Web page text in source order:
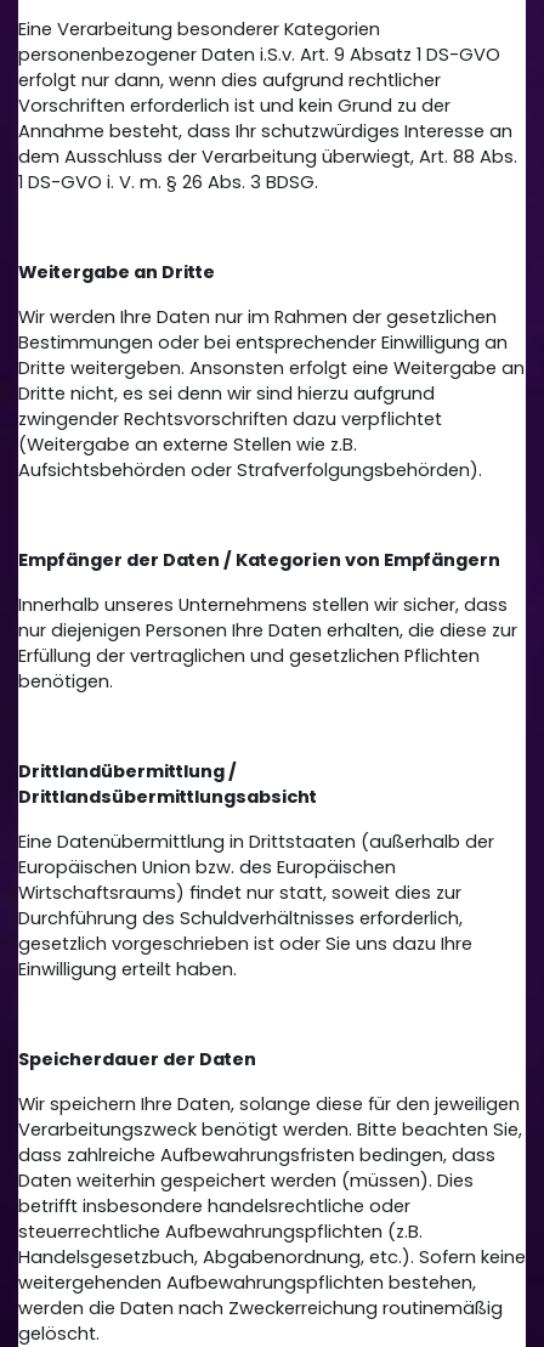
Eine Verarbeitung besonderer Kategorien
personenbezogener Daten i.S.v. Art. 9 Absatz 1 DS-GVO
erfolgt nur dann, wenn dies aufgrund rechtlicher
Vorschriften erforderlich ist und kein Grund zu der
Annahme besteht, dass Ihr schutzwürdiges Interesse an
dem Ausschluss der Verarbeitung überwiegt, Art. 88 Abs.
1 DS-GVO i. V. m. § 26 Abs. 3 BDSG.
Weitergabe an Dritte
Wir werden Ihre Daten nur im Rahmen der gesetzlichen
Bestimmungen oder bei entsprechender Einwilligung an
Dritte weitergeben. Ansonsten erfolgt eine Weitergabe an
Dritte nicht, es sei denn wir sind hierzu aufgrund
zwingender Rechtsvorschriften dazu verpflichtet
(Weitergabe an externe Stellen wie z.B.
Aufsichtsbehörden oder Strafverfolgungsbehörden).
Empfänger der Daten / Kategorien von Empfängern
Innerhalb unseres Unternehmens stellen wir sicher, dass
nur diejenigen Personen Ihre Daten erhalten, die diese zur
Erfüllung der vertraglichen und gesetzlichen Pflichten
benötigen.
Drittlandübermittlung /
Drittlandsübermittlungsabsicht
Eine Datenübermittlung in Drittstaaten (außerhalb der
Europäischen Union bzw. des Europäischen
Wirtschaftsraums) findet nur statt, soweit dies zur
Durchführung des Schuldverhältnisses erforderlich,
gesetzlich vorgeschrieben ist oder Sie uns dazu Ihre
Einwilligung erteilt haben.
Speicherdauer der Daten
Wir speichern Ihre Daten, solange diese für den jeweiligen
Verarbeitungszweck benötigt werden. Bitte beachten Sie,
dass zahlreiche Aufbewahrungsfristen bedingen, dass
Daten weiterhin gespeichert werden (müssen). Dies
betrifft insbesondere handelsrechtliche oder
steuerrechtliche Aufbewahrungspflichten (z.B.
Handelsgesetzbuch, Abgabenordnung, etc.). Sofern keine
weitergehenden Aufbewahrungspflichten bestehen,
werden die Daten nach Zweckerreichung routinemäßig
gelöscht.